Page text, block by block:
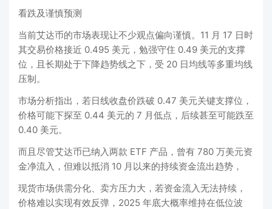
看跌及谨慎预测
当前艾达币的市场表现让不少观点偏向谨慎。11 月 17 日时
其交易价格接近 0.495 美元，勉强守住 0.49 美元的支撑
位，且长期处于下降趋势线之下，受 20 日均线等多重均线
压制。
市场分析指出，若日线收盘价跌破 0.47 美元关键支撑位，
价格可能下探至 0.44 美元的 7 月低点，后续甚至可能跌至
0.40 美元。
而且尽管艾达币已纳入两款 ETF 产品，曾有 780 万美元资
金净流入，但难以抵消 10 月以来的持续资金流出趋势，
现货市场供需分化、卖方压力大，若资金流入无法持续，
价格难以实现有效反弹，2025 年底大概率维持在低位波